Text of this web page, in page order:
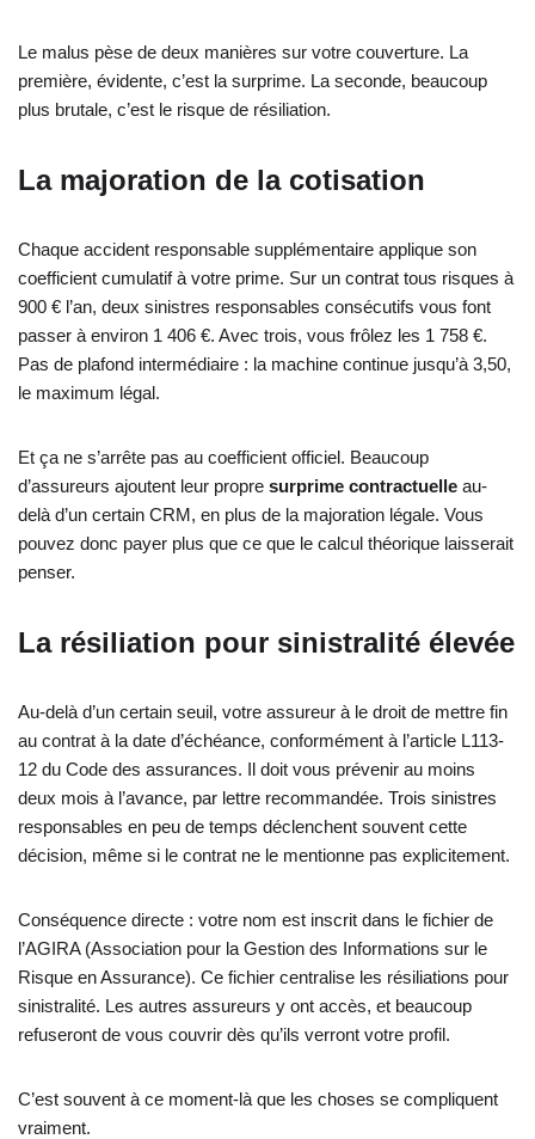
Le malus pèse de deux manières sur votre couverture. La
première, évidente, c’est la surprime. La seconde, beaucoup
plus brutale, c’est le risque de résiliation.
La majoration de la cotisation
Chaque accident responsable supplémentaire applique son
coefficient cumulatif à votre prime. Sur un contrat tous risques à
900 € l’an, deux sinistres responsables consécutifs vous font
passer à environ 1 406 €. Avec trois, vous frôlez les 1 758 €.
Pas de plafond intermédiaire : la machine continue jusqu’à 3,50,
le maximum légal.
Et ça ne s’arrête pas au coefficient officiel. Beaucoup
d’assureurs ajoutent leur propre surprime contractuelle au-
delà d’un certain CRM, en plus de la majoration légale. Vous
pouvez donc payer plus que ce que le calcul théorique laisserait
penser.
La résiliation pour sinistralité élevée
Au-delà d’un certain seuil, votre assureur à le droit de mettre fin
au contrat à la date d’échéance, conformément à l’article L113-
12 du Code des assurances. Il doit vous prévenir au moins
deux mois à l’avance, par lettre recommandée. Trois sinistres
responsables en peu de temps déclenchent souvent cette
décision, même si le contrat ne le mentionne pas explicitement.
Conséquence directe : votre nom est inscrit dans le fichier de
l’AGIRA (Association pour la Gestion des Informations sur le
Risque en Assurance). Ce fichier centralise les résiliations pour
sinistralité. Les autres assureurs y ont accès, et beaucoup
refuseront de vous couvrir dès qu’ils verront votre profil.
C’est souvent à ce moment-là que les choses se compliquent
vraiment.